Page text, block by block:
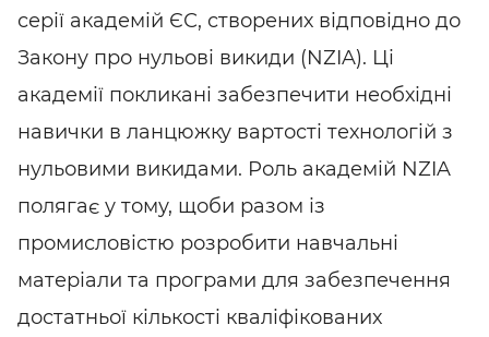
серії академій ЄС, створених відповідно до
Закону про нульові викиди (NZIA). Ці
академії покликані забезпечити необхідні
навички в ланцюжку вартості технологій з
нульовими викидами. Роль академій NZIA
полягає у тому, щоби разом із
промисловістю розробити навчальні
матеріали та програми для забезпечення
достатньої кількості кваліфікованих